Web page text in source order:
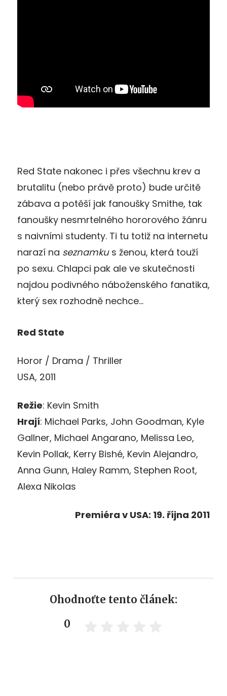
Red State nakonec i přes všechnu krev a
brutalitu (nebo právě proto) bude určitě
zábava a potěší jak fanoušky Smithe, tak
fanoušky nesmrtelného hororového žánru
s naivními studenty. Ti tu totiž na internetu
narazí na seznamku s ženou, která touží
po sexu. Chlapci pak ale ve skutečnosti
najdou podivného náboženského fanatika,
který sex rozhodně nechce…
Red State
Horor / Drama / Thriller
USA, 2011
Režie: Kevin Smith
Hrají: Michael Parks, John Goodman, Kyle
Gallner, Michael Angarano, Melissa Leo,
Kevin Pollak, Kerry Bishé, Kevin Alejandro,
Anna Gunn, Haley Ramm, Stephen Root,
Alexa Nikolas
Premiéra v USA: 19. října 2011
Ohodnoťte tento článek:
0